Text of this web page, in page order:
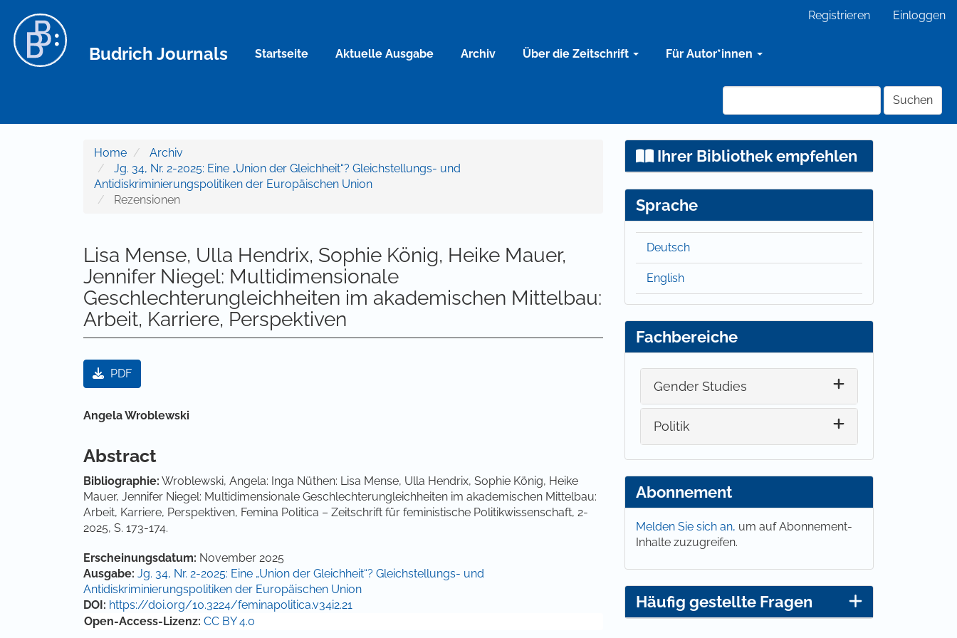
Hauptinhalt
Sidebar
Registrieren Einloggen
Budrich Journals Startseite Aktuelle Ausgabe Archiv Über die Zeitschrift Für Autor*innen
Suchen
Home
Archiv
Jg. 34, Nr. 2-2025: Eine „Union der Gleichheit“? Gleichstellungs- und
Antidiskriminierungspolitiken der Europäischen Union
Rezensionen
Lisa Mense, Ulla Hendrix, Sophie König, Heike Mauer,
Jennifer Niegel: Multidimensionale
Geschlechterungleichheiten im akademischen Mittelbau:
Arbeit, Karriere, Perspektiven
Artikel-Sidebar
PDF
Hauptsächlicher Artikelinhalt
Angela Wroblewski
Abstract
Bibliographie: Wroblewski, Angela: Inga Nüthen: Lisa Mense, Ulla Hendrix, Sophie König, Heike
Mauer, Jennifer Niegel: Multidimensionale Geschlechterungleichheiten im akademischen Mittelbau:
Arbeit, Karriere, Perspektiven, Femina Politica – Zeitschrift für feministische Politikwissenschaft, 2-
2025, S. 173-174.
Artikel-Details
Erscheinungsdatum: November 2025
Ausgabe: Jg. 34, Nr. 2-2025: Eine „Union der Gleichheit“? Gleichstellungs- und
Antidiskriminierungspolitiken der Europäischen Union
DOI: https://doi.org/10.3224/feminapolitica.v34i2.21
Open-Access-Lizenz: CC BY 4.0
Ihrer Bibliothek empfehlen
Sprache
Deutsch
English
Fachbereiche
Gender Studies
Politik
Abonnement
Melden Sie sich an, um auf Abonnement-
Inhalte zuzugreifen.
Häufig gestellte Fragen